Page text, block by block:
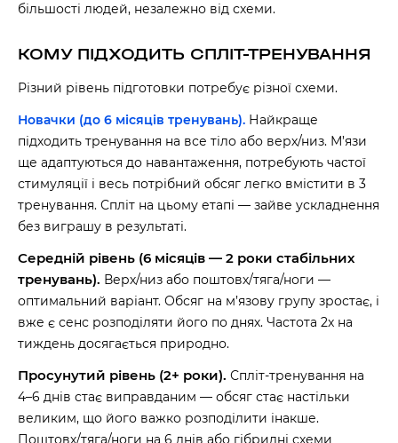
більшості людей, незалежно від схеми.
КОМУ ПІДХОДИТЬ СПЛІТ-ТРЕНУВАННЯ
Різний рівень підготовки потребує різної схеми.
Новачки (до 6 місяців тренувань). Найкраще
підходить тренування на все тіло або верх/низ. М’язи
ще адаптуються до навантаження, потребують частої
стимуляції і весь потрібний обсяг легко вмістити в 3
тренування. Спліт на цьому етапі — зайве ускладнення
без виграшу в результаті.
Середній рівень (6 місяців — 2 роки стабільних
тренувань). Верх/низ або поштовх/тяга/ноги —
оптимальний варіант. Обсяг на м’язову групу зростає, і
вже є сенс розподіляти його по днях. Частота 2x на
тиждень досягається природно.
Просунутий рівень (2+ роки). Спліт-тренування на
4–6 днів стає виправданим — обсяг стає настільки
великим, що його важко розподілити інакше.
Поштовх/тяга/ноги на 6 днів або гібридні схеми